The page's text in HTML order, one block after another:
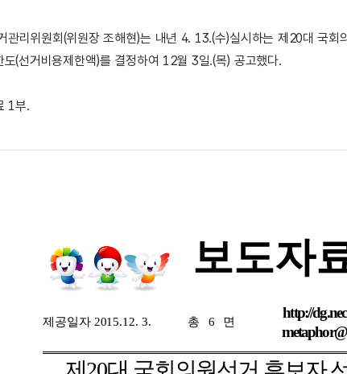
관리위원회(위원장 조해현)는 내년 4. 13.(수)실시하는 제20대 국
도(선거비용제한액)를 결정하여 12월 3일.(목) 공고했다.
1부.